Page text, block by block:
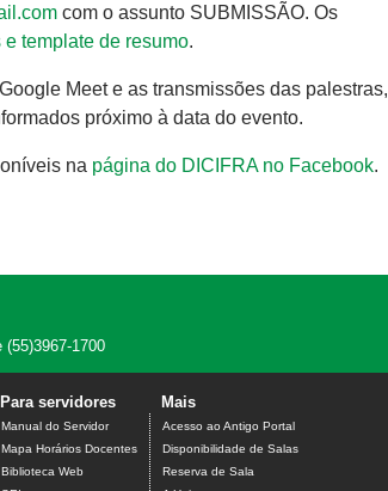
com o assunto SUBMISSÃO. Os
template de resumo.
Meet e as transmissões das palestras,
próximo à data do evento.
na página do DICIFRA no Facebook.
1700
Para servidores
Manual do Servidor
Mapa Horários Docentes
Biblioteca Web
Mais
Acesso ao Antigo Portal
Disponibilidade de Salas
Reserva de Sala